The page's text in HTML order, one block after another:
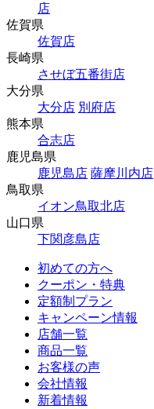
店
佐賀県
佐賀店
長崎県
させぼ五番街店
大分県
大分店 別府店
熊本県
合志店
鹿児島県
鹿児島店 薩摩川内店
鳥取県
イオン鳥取北店
山口県
下関彦島店
初めての方へ
クーポン・特典
定額制プラン
キャンペーン情報
店舗一覧
商品一覧
お客様の声
会社情報
新着情報